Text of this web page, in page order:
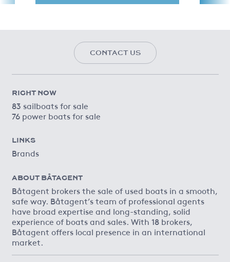
CONTACT US
RIGHT NOW
83 sailboats for sale
76 power boats for sale
LINKS
Brands
ABOUT BÅTAGENT
Båtagent brokers the sale of used boats in a smooth,
safe way. Båtagent’s team of professional agents
have broad expertise and long-standing, solid
experience of boats and sales. With 18 brokers,
Båtagent offers local presence in an international
market.